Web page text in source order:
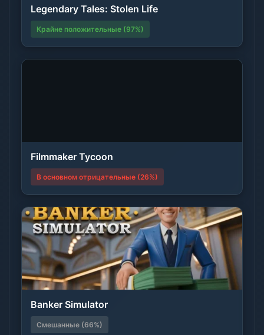
Legendary Tales: Stolen Life
Крайне положительные (97%)
Filmmaker Tycoon
В основном отрицательные (26%)
Banker Simulator
Смешанные (66%)